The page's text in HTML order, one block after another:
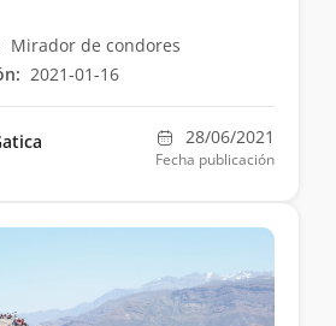
Mirador de condores
2021-01-16
28/06/2021
Fecha publicación